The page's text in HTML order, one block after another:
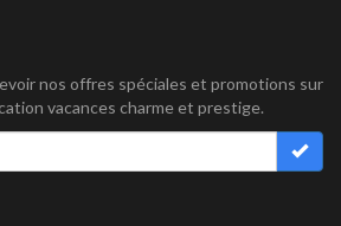
nos offres spéciales et promotions sur
vacances charme et prestige.